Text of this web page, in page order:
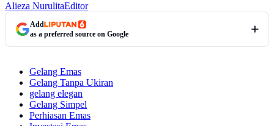
Alieza NurulitaEditor
Add
as a preferred source on Google
Gelang Emas
Gelang Tanpa Ukiran
gelang elegan
Gelang Simpel
Perhiasan Emas